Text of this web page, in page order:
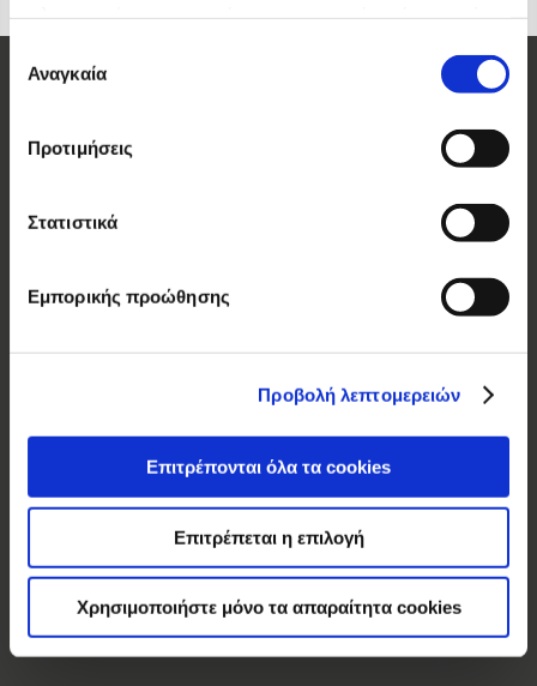
των υπηρεσιών τους.
συγκατάθεσης
Αναγκαία
Προτιμήσεις
Στατιστικά
Εμπορικής προώθησης
Προβολή λεπτομερειών
Επιτρέπονται όλα τα cookies
Επιτρέπεται η επιλογή
Χρησιμοποιήστε μόνο τα απαραίτητα cookies
Οι Μάρκες μας
Κρίς Κρίς
Βοσινάκη
ELBISCO στον κόσμο